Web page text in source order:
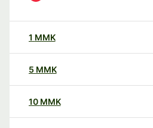
1 MMK
5 MMK
10 MMK